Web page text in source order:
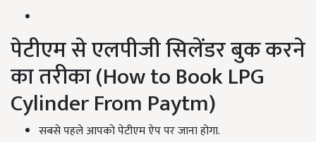
पेटीएम से एलपीजी सिलेंडर बुक करने
का तरीका (How to Book LPG
Cylinder From Paytm)
सबसे पहले आपको पेटीएम ऐप पर जाना होगा.